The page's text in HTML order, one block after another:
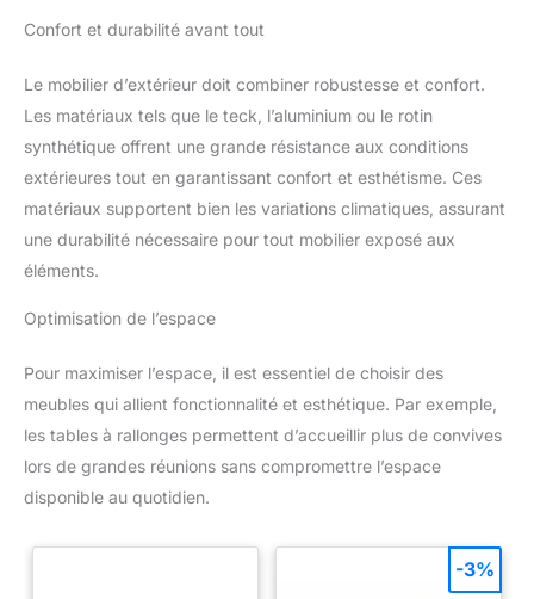
Confort et durabilité avant tout
Le mobilier d’extérieur doit combiner robustesse et confort.
Les matériaux tels que le teck, l’aluminium ou le rotin
synthétique offrent une grande résistance aux conditions
extérieures tout en garantissant confort et esthétisme. Ces
matériaux supportent bien les variations climatiques, assurant
une durabilité nécessaire pour tout mobilier exposé aux
éléments.
Optimisation de l’espace
Pour maximiser l’espace, il est essentiel de choisir des
meubles qui allient fonctionnalité et esthétique. Par exemple,
les tables à rallonges permettent d’accueillir plus de convives
lors de grandes réunions sans compromettre l’espace
disponible au quotidien.
-3%